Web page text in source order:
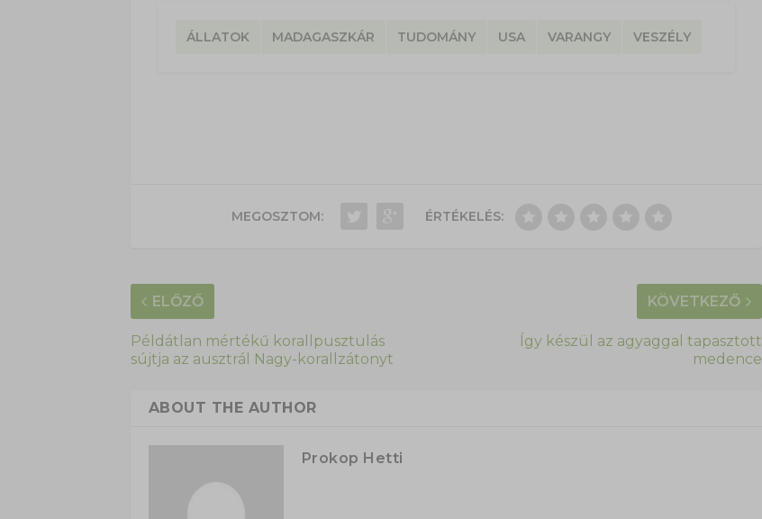
ÁLLATOK MADAGASZKÁR TUDOMÁNY USA VARANGY VESZÉLY
MEGOSZTOM: ÉRTÉKELÉS:
ELŐZŐ
Példátlan mértékű korallpusztulás
sújtja az ausztrál Nagy-korallzátonyt
KÖVETKEZŐ
Így készül az agyaggal tapasztott
medence
ABOUT THE AUTHOR
Prokop Hetti